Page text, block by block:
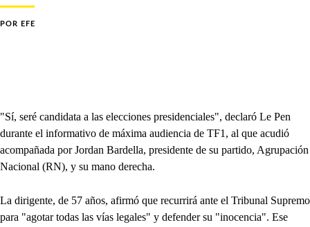
POR EFE
"Sí, seré candidata a las elecciones presidenciales", declaró Le Pen
durante el informativo de máxima audiencia de TF1, al que acudió
acompañada por Jordan Bardella, presidente de su partido, Agrupación
Nacional (RN), y su mano derecha.
La dirigente, de 57 años, afirmó que recurrirá ante el Tribunal Supremo
para "agotar todas las vías legales" y defender su "inocencia". Ese